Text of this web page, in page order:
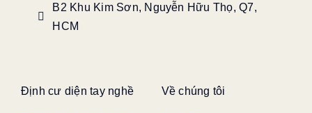
B2 Khu Kim Sơn, Nguyễn Hữu Thọ, Q7,
HCM
Định cư diện tay nghề Về chúng tôi